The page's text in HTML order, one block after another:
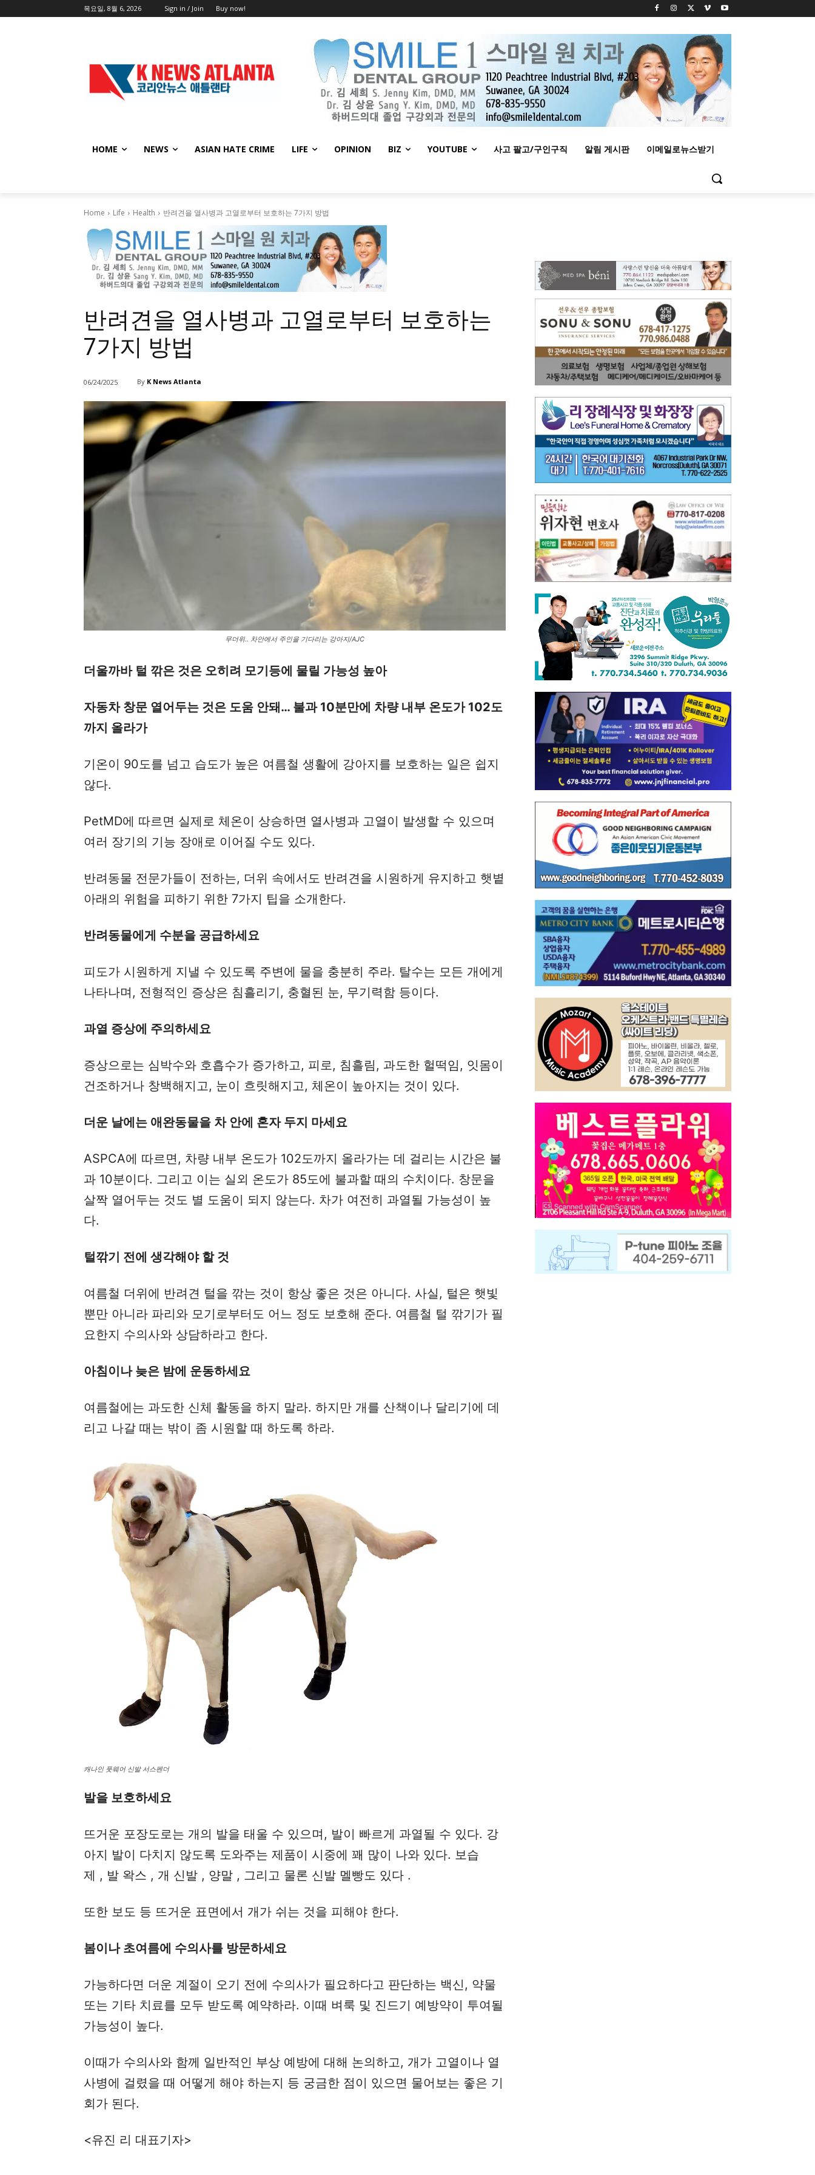
목요일, 8월 6, 2026 Sign in / Join Buy now!
HOME NEWS ASIAN HATE CRIME LIFE OPINION BIZ YOUTUBE 사고 팔고/구인구직 알림 게시판 이메일로뉴스받기
Home Life Health 반려견을 열사병과 고열로부터 보호하는 7가지 방법
반려견을 열사병과 고열로부터 보호하는
7가지 방법
06/24/2025 By K News Atlanta
무더위.. 차안에서 주인을 기다리는 강아지/AJC
더울까바 털 깎은 것은 오히려 모기등에 물릴 가능성 높아
자동차 창문 열어두는 것은 도움 안돼… 불과 10분만에 차량 내부 온도가 102도
까지 올라가
기온이 90도를 넘고 습도가 높은 여름철 생활에 강아지를 보호하는 일은 쉽지
않다.
PetMD에 따르면 실제로 체온이 상승하면 열사병과 고열이 발생할 수 있으며
여러 장기의 기능 장애로 이어질 수도 있다.
반려동물 전문가들이 전하는, 더위 속에서도 반려견을 시원하게 유지하고 햇볕
아래의 위험을 피하기 위한 7가지 팁을 소개한다.
반려동물에게 수분을 공급하세요
피도가 시원하게 지낼 수 있도록 주변에 물을 충분히 주라. 탈수는 모든 개에게
나타나며, 전형적인 증상은 침흘리기, 충혈된 눈, 무기력함 등이다.
과열 증상에 주의하세요
증상으로는 심박수와 호흡수가 증가하고, 피로, 침흘림, 과도한 헐떡임, 잇몸이
건조하거나 창백해지고, 눈이 흐릿해지고, 체온이 높아지는 것이 있다.
더운 날에는 애완동물을 차 안에 혼자 두지 마세요
ASPCA에 따르면, 차량 내부 온도가 102도까지 올라가는 데 걸리는 시간은 불
과 10분이다. 그리고 이는 실외 온도가 85도에 불과할 때의 수치이다. 창문을
살짝 열어두는 것도 별 도움이 되지 않는다. 차가 여전히 과열될 가능성이 높
다.
털깎기 전에 생각해야 할 것
여름철 더위에 반려견 털을 깎는 ​​것이 항상 좋은 것은 아니다. 사실, 털은 햇빛
뿐만 아니라 파리와 모기로부터도 어느 정도 보호해 준다. 여름철 털 깎기가 필
요한지 수의사와 상담하라고 한다.
아침이나 늦은 밤에 운동하세요
여름철에는 과도한 신체 활동을 하지 말라. 하지만 개를 산책이나 달리기에 데
리고 나갈 때는 밖이 좀 시원할 때 하도록 하라.
캐나인 풋웨어 신발 서스펜더
발을 보호하세요
뜨거운 포장도로는 개의 발을 태울 수 있으며, 발이 빠르게 과열될 수 있다. 강
아지 발이 다치지 않도록 도와주는 제품이 시중에 꽤 많이 나와 있다. 보습
제 , 발 왁스 , 개 신발 , 양말 , 그리고 물론 신발 멜빵도 있다 .
또한 보도 등 뜨거운 표면에서 개가 쉬는 것을 피해야 한다.
봄이나 초여름에 수의사를 방문하세요
가능하다면 더운 계절이 오기 전에 수의사가 필요하다고 판단하는 백신, 약물
또는 기타 치료를 모두 받도록 예약하라. 이때 벼룩 및 진드기 예방약이 투여될
가능성이 높다.
이때가 수의사와 함께 일반적인 부상 예방에 대해 논의하고, 개가 고열이나 열
사병에 걸렸을 때 어떻게 해야 하는지 등 궁금한 점이 있으면 물어보는 좋은 기
회가 된다.
<유진 리 대표기자>